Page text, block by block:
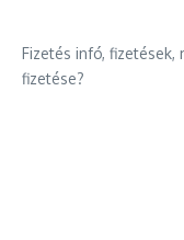
Fizetés infó, fizetések,
fizetése?